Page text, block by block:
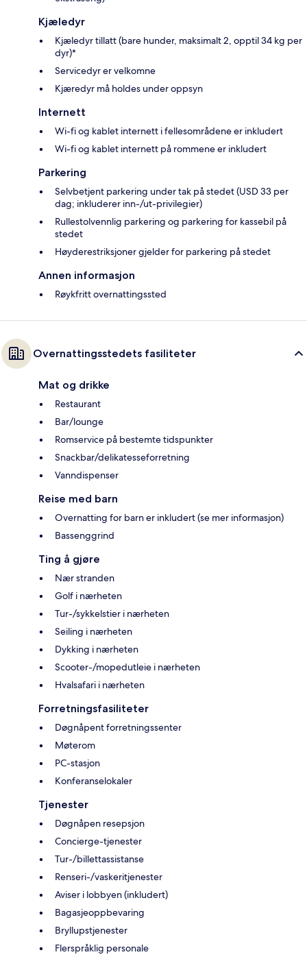
Kjæledyr
Kjæledyr tillatt (bare hunder, maksimalt 2, opptil 34 kg per
dyr)*
Servicedyr er velkomne
Kjæredyr må holdes under oppsyn
Internett
Wi-fi og kablet internett i fellesområdene er inkludert
Wi-fi og kablet internett på rommene er inkludert
Parkering
Selvbetjent parkering under tak på stedet (USD 33 per
dag; inkluderer inn-/ut-privilegier)
Rullestolvennlig parkering og parkering for kassebil på
stedet
Høyderestriksjoner gjelder for parkering på stedet
Annen informasjon
Røykfritt overnattingssted
Overnattingsstedets fasiliteter
Mat og drikke
Restaurant
Bar/lounge
Romservice på bestemte tidspunkter
Snackbar/delikatesseforretning
Vanndispenser
Reise med barn
Overnatting for barn er inkludert (se mer informasjon)
Bassenggrind
Ting å gjøre
Nær stranden
Golf i nærheten
Tur-/sykkelstier i nærheten
Seiling i nærheten
Dykking i nærheten
Scooter-/mopedutleie i nærheten
Hvalsafari i nærheten
Forretningsfasiliteter
Døgnåpent forretningssenter
Møterom
PC-stasjon
Konferanselokaler
Tjenester
Døgnåpen resepsjon
Concierge-tjenester
Tur-/billettassistanse
Renseri-/vaskeritjenester
Aviser i lobbyen (inkludert)
Bagasjeoppbevaring
Bryllupstjenester
Flerspråklig personale